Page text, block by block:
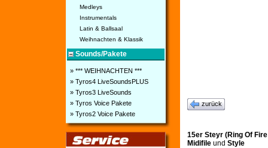
Medleys
Instrumentals
Latin & Ballsaal
Weihnachten & Klassik
Sounds/Pakete
» *** WEIHNACHTEN ***
» Tyros4 LiveSoundsPLUS
» Tyros3 LiveSounds
» Tyros Voice Pakete
» Tyros2 Voice Pakete
zurück
15er Steyr (Ring Of
Midifile und Style